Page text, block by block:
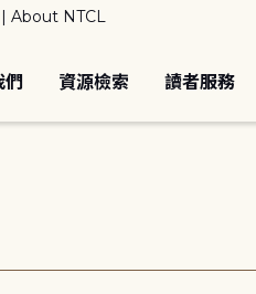
About NTCL
們 資源檢索 讀者服務